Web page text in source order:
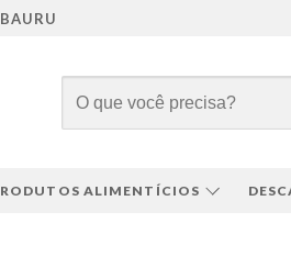
por:
ALIMENTÍCIOS